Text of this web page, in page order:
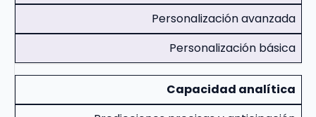
Personalización avanzada
Personalización básica
Capacidad analítica